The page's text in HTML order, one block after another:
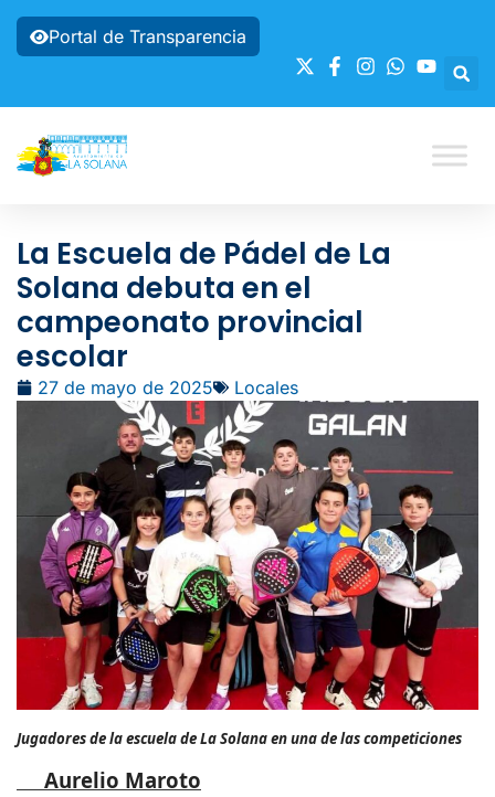
Portal de Transparencia
La Escuela de Pádel de La
Solana debuta en el
campeonato provincial
escolar
27 de mayo de 2025 Locales
Jugadores de la escuela de La Solana en una de las competiciones
Aurelio Maroto